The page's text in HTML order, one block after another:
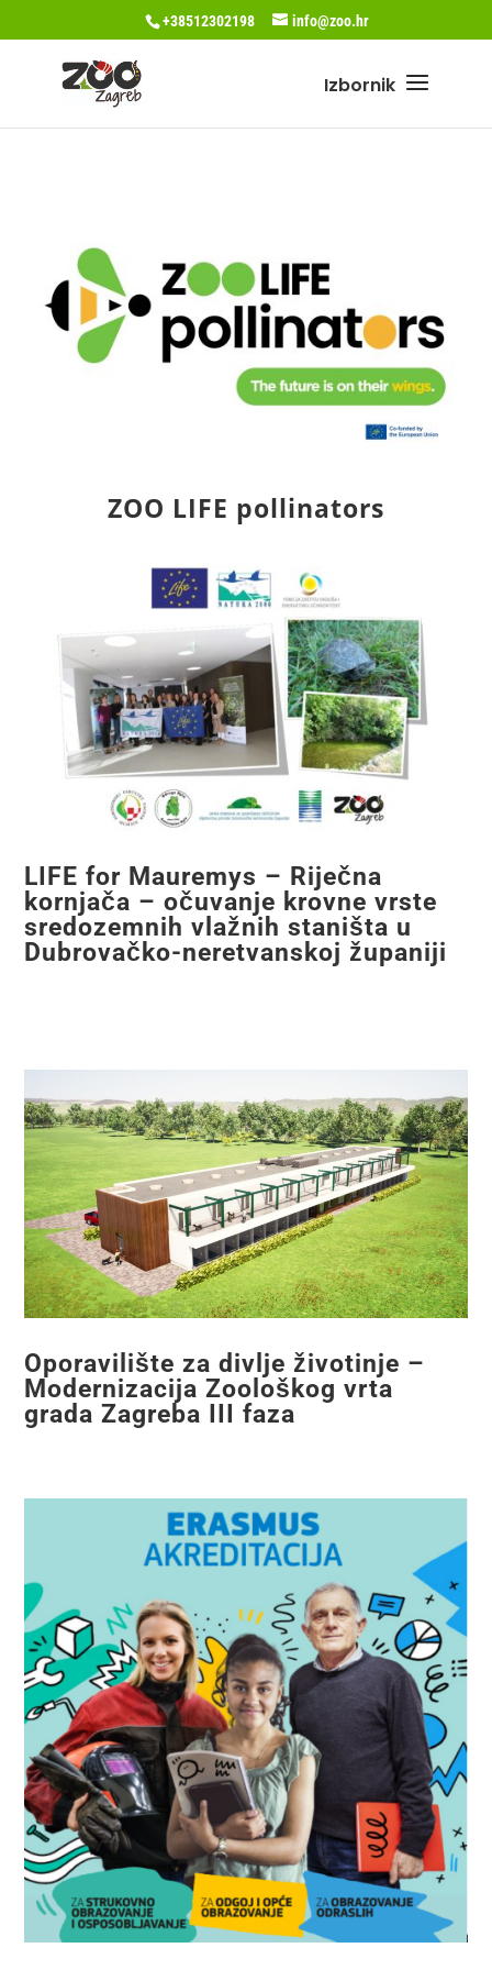
+38512302198 info@zoo.hr
ZOO LIFE pollinators
LIFE for Mauremys – Riječna
kornjača – očuvanje krovne vrste
sredozemnih vlažnih staništa u
Dubrovačko-neretvanskoj županiji
Oporavilište za divlje životinje –
Modernizacija Zoološkog vrta
grada Zagreba III faza